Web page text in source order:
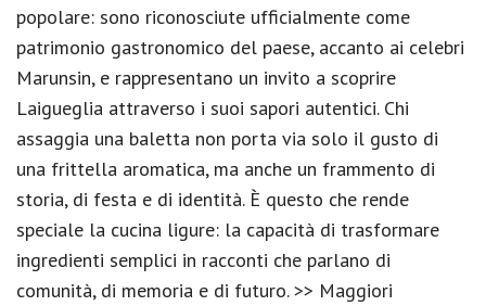
popolare: sono riconosciute ufficialmente come
patrimonio gastronomico del paese, accanto ai celebri
Marunsin, e rappresentano un invito a scoprire
Laigueglia attraverso i suoi sapori autentici. Chi
assaggia una baletta non porta via solo il gusto di
una frittella aromatica, ma anche un frammento di
storia, di festa e di identità. È questo che rende
speciale la cucina ligure: la capacità di trasformare
ingredienti semplici in racconti che parlano di
comunità, di memoria e di futuro. >> Maggiori